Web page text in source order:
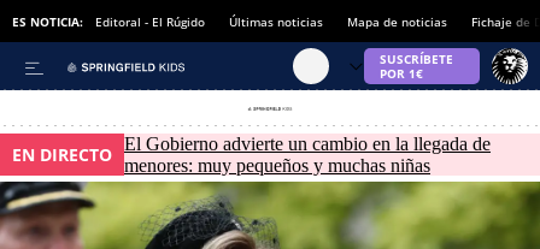
ES NOTICIA: Editoral - El Rúgido Últimas noticias Mapa de noticias Fichaje de
EN DIRECTO El Gobierno advierte un cambio en la llegada de
menores: muy pequeños y muchas niñas